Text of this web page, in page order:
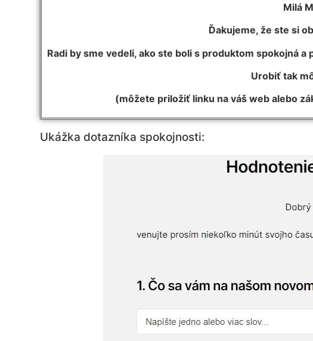
Milá
Ďakujeme, že ste si
Radi by sme vedeli, ako ste boli s produktom spokojná
Urobiť tak
(môžete priložiť linku na váš web alebo
Ukážka dotazníka spokojnosti: